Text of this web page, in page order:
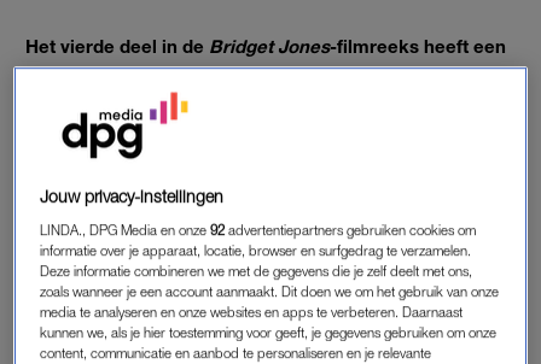
Het vierde deel in de Bridget Jones-filmreeks heeft een
andere toon dan zijn drie voorgangers. De volgende film
wordt ‘heel verdrietig’, zei Hugh Grant in het Britse
praatprogramma
HUGH GRANT
“Het wordt dit keer niet alleen grappig, maar ook heel erg
verdrietig”, verklapte Grant, die in de vierde film terugkeert als
Daniel Cleaver. Volgens de acteur was er eigenlijk geen
Jouw privacy-instellingen
LINDA., DPG Media en onze92 advertentiepartners gebruiken cookies om
informatie over je apparaat, locatie, browser en surfgedrag te verzamelen.
Deze informatie combineren we met de gegevens die je zelf deelt met ons,
zoals wanneer je een account aanmaakt. Dit doen we om het gebruik van onze
media te analyseren en onze websites en apps te verbeteren. Daarnaast
kunnen we, als je hier toestemming voor geeft, je gegevens gebruiken om onze
content, communicatie en aanbod te personaliseren en je relevante